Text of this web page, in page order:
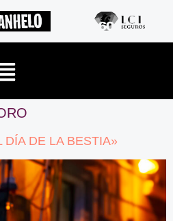
DÍA DE LA BESTIA»